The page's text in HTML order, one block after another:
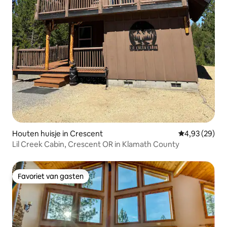
Houten huisje in Crescent Gemiddelde
4,93 (29)
Lil Creek Cabin, Crescent OR in Klamath County
Favoriet van gasten
Favoriet van gasten